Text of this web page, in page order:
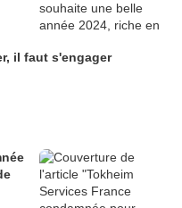
il faut s'engager